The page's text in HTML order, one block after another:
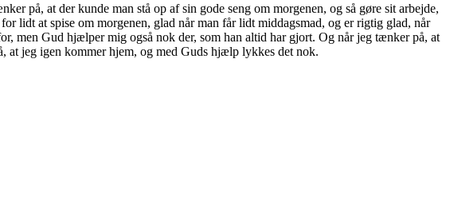
på, at der kunde man stå op af sin gode seng om morgenen, og så gøre sit arbejde,
lidt at spise om morgenen, glad når man får lidt middagsmad, og er rigtig glad, når
men Gud hjælper mig også nok der, som han altid har gjort. Og når jeg tænker på, at
at jeg igen kommer hjem, og med Guds hjælp lykkes det nok.